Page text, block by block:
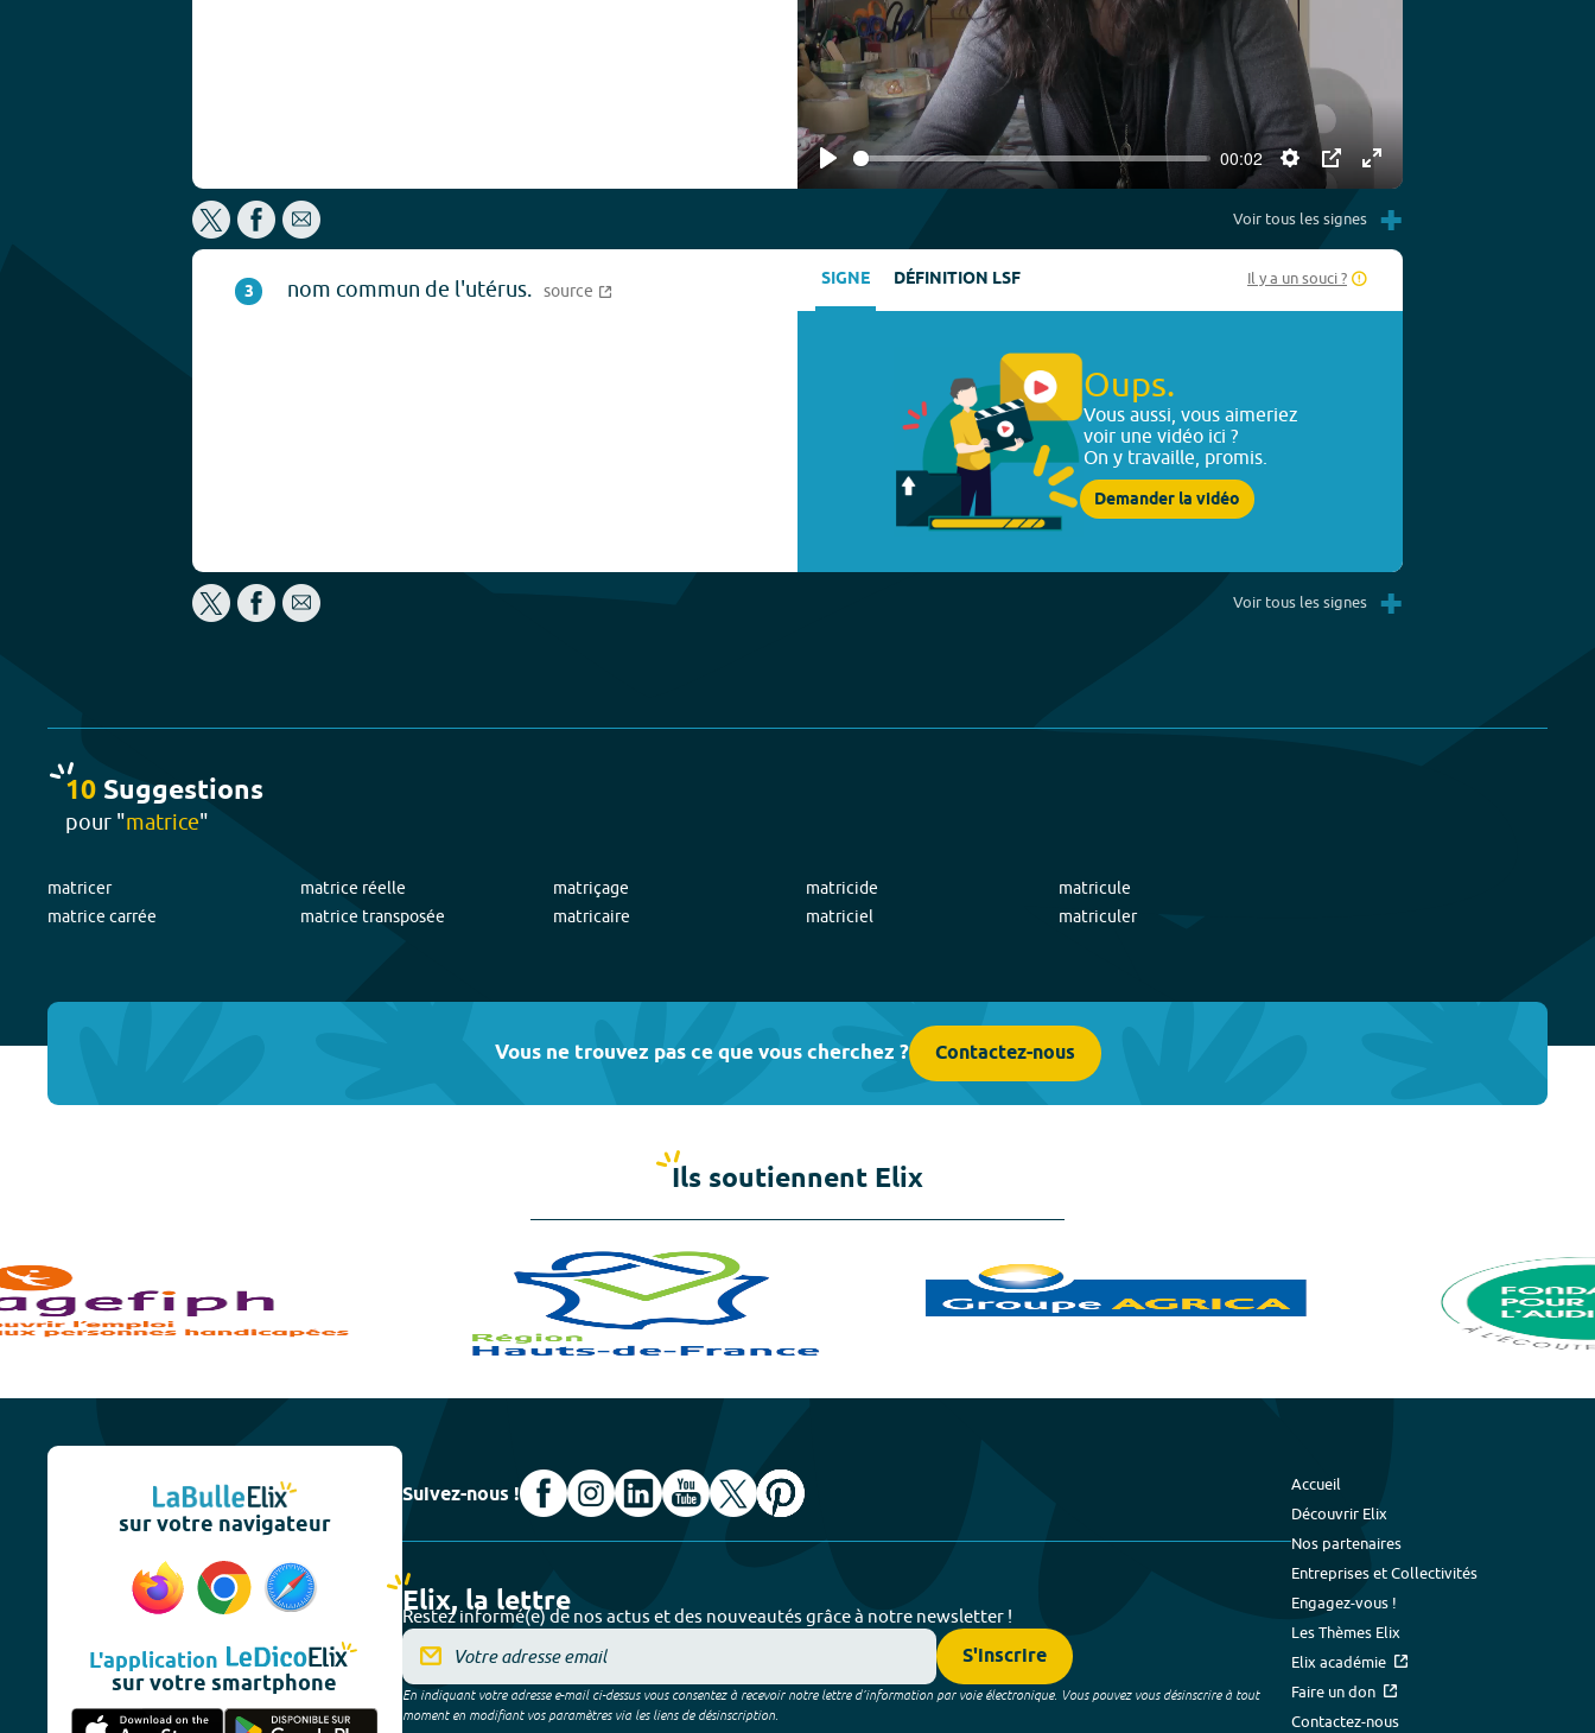
Play
00:02
Settings
PIP Enter
fullscreen
Voir tous les signes +
3 nom commun de l'utérus. source SIGNE DÉFINITION LSF Il y a un souci ?
Oups.
Vous aussi, vous aimeriez
voir une vidéo ici ?
On y travaille, promis.
Demander la vidéo
Voir tous les signes +
10 Suggestions
pour "matrice"
matricer
matrice carrée
matrice réelle
matrice transposée
matriçage
matricaire
matricide
matriciel
matricule
matriculer
Vous ne trouvez pas ce que vous cherchez ? Contactez-nous
Ils soutiennent Elix
sur votre navigateur
L'application
sur votre smartphone
Suivez-nous !
Elix, la lettre
Restez informé(e) de nos actus et des nouveautés grâce à notre newsletter !
S'inscrire
En indiquant votre adresse e-mail ci-dessus vous consentez à recevoir notre lettre d’information par voie électronique. Vous pouvez vous désinscrire à tout
moment en modifiant vos paramètres via les liens de désinscription.
Accueil
Découvrir Elix
Nos partenaires
Entreprises et Collectivités
Engagez-vous !
Les Thèmes Elix
Elix académie
Faire un don
Contactez-nous